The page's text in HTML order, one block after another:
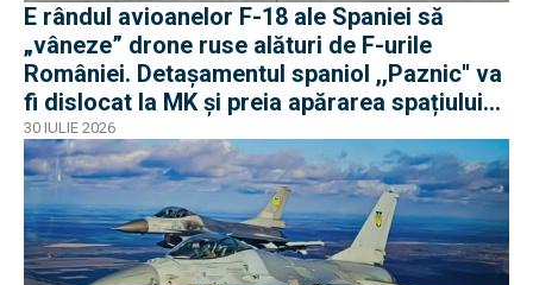
E rândul avioanelor F-18 ale Spaniei să
„vâneze” drone ruse alături de F-urile
României. Detașamentul spaniol ,,Paznic'' va
fi dislocat la MK și preia apărarea spațiului
aerian românesc
30 IULIE 2026